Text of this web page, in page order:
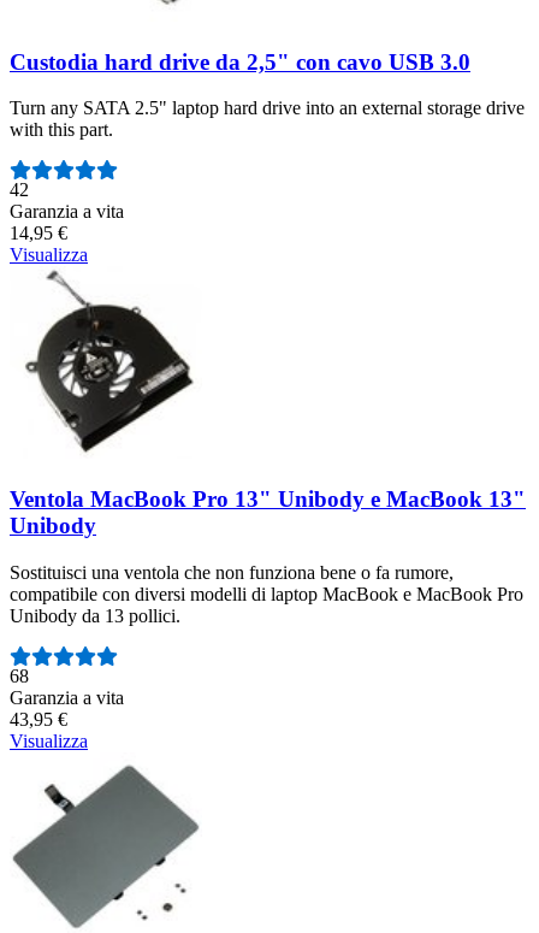
Custodia hard drive da 2,5" con cavo USB 3.0
Turn any SATA 2.5" laptop hard drive into an external storage drive
with this part.
Numero di recensioni:
42
Garanzia a vita
14,95 €
Visualizza
Ventola MacBook Pro 13" Unibody e MacBook 13"
Unibody
Sostituisci una ventola che non funziona bene o fa rumore,
compatibile con diversi modelli di laptop MacBook e MacBook Pro
Unibody da 13 pollici.
Numero di recensioni:
68
Garanzia a vita
43,95 €
Visualizza